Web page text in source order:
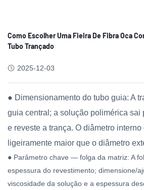
Como Escolher Uma Fieira De Fibra Oca
Tubo Trançado
2025-12-03
● Dimensionamento do tubo guia: A
guia central; a solução polimérica sai
e reveste a trança. O diâmetro interno
ligeiramente maior que o diâmetro
● Parâmetro chave — folga da matriz: A
espessura do revestimento; dimensione/
viscosidade da solução e a espessura